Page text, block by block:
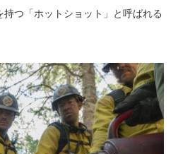
つ「ホットショット」と呼ばれる